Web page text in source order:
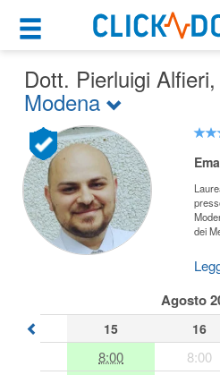
Motore di
Ematologo
Modena (MO)
Cosa possiamo offrirti
Per i pazienti
Prenota una visita
Ricerca specialisti
Consulti online
Per gli specialisti
Prenotazioni online
Dott. Pierluigi Alfieri
Modena
dei
Agosto
15 16
8:00 8:00